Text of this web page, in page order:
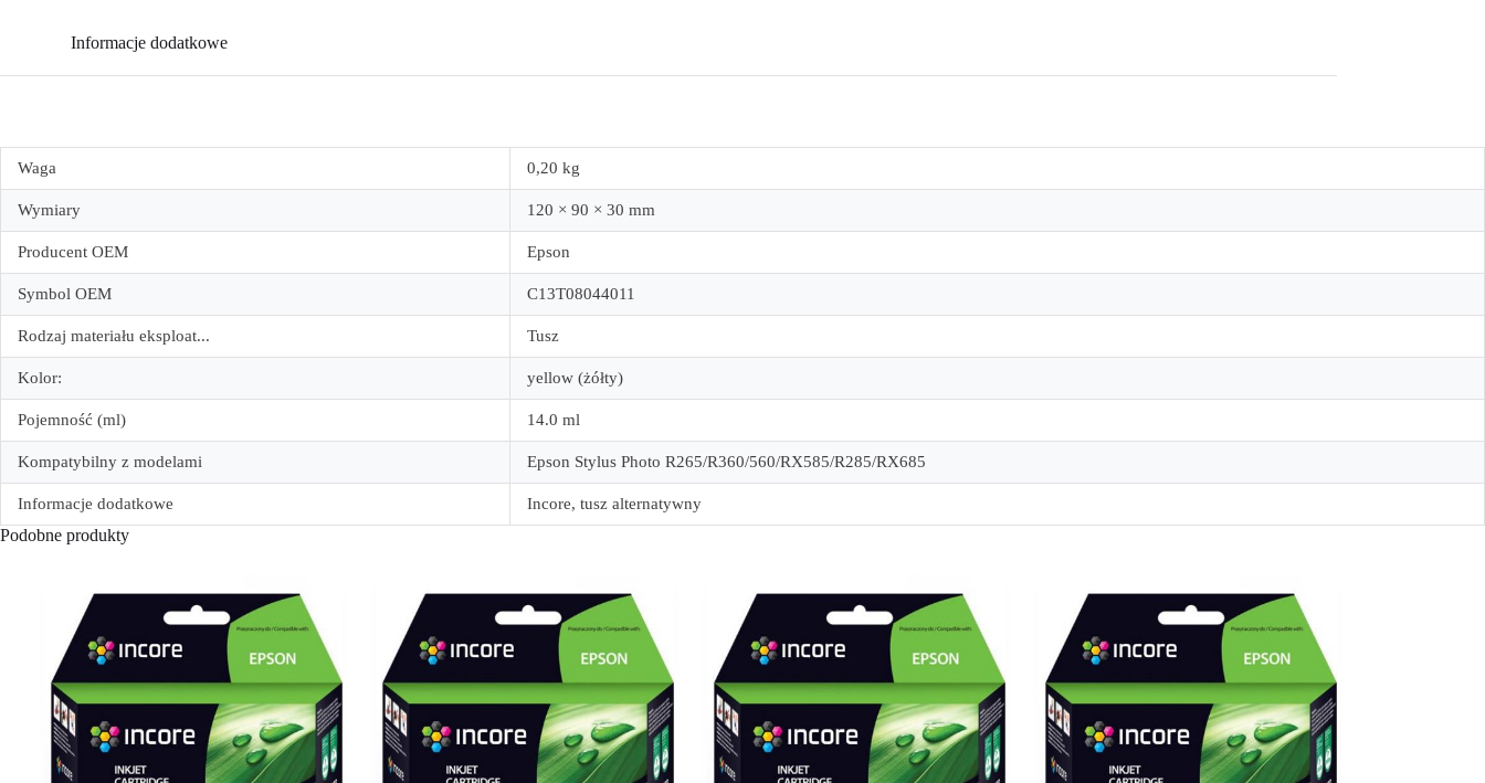
Informacje dodatkowe
Waga 0,20 kg
Wymiary 120 × 90 × 30 mm
Producent OEM Epson
Symbol OEM C13T08044011
Rodzaj materiału eksploat... Tusz
Kolor: yellow (żółty)
Pojemność (ml) 14.0 ml
Kompatybilny z modelami Epson Stylus Photo R265/R360/560/RX585/R285/RX685
Informacje dodatkowe Incore, tusz alternatywny
Podobne produkty